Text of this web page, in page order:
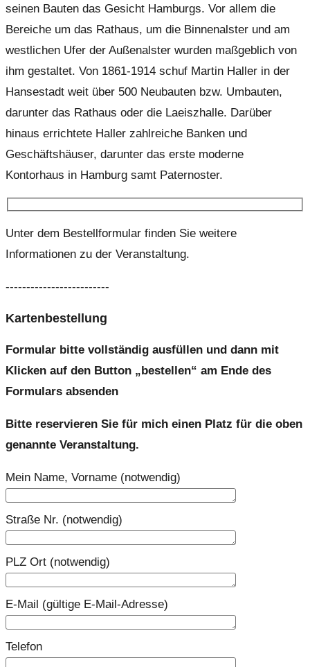
seinen Bauten das Gesicht Hamburgs. Vor allem die
Bereiche um das Rathaus, um die Binnenalster und am
westlichen Ufer der Außenalster wurden maßgeblich von
ihm gestaltet. Von 1861-1914 schuf Martin Haller in der
Hansestadt weit über 500 Neubauten bzw. Umbauten,
darunter das Rathaus oder die Laeiszhalle. Darüber
hinaus errichtete Haller zahlreiche Banken und
Geschäftshäuser, darunter das erste moderne
Kontorhaus in Hamburg samt Paternoster.
Unter dem Bestellformular finden Sie weitere
Informationen zu der Veranstaltung.
-------------------------
Kartenbestellung
Formular bitte vollständig ausfüllen und dann mit
Klicken auf den Button „bestellen“ am Ende des
Formulars absenden
Bitte reservieren Sie für mich einen Platz für die oben
genannte Veranstaltung.
Mein Name, Vorname (notwendig)
Straße Nr. (notwendig)
PLZ Ort (notwendig)
E-Mail (gültige E-Mail-Adresse)
Telefon